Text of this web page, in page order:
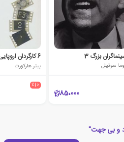
بزرگ 3
سوتینل
85،000
6 کارگردان اروپایی
پیتر هارکورت
٪10
و بی جهت"